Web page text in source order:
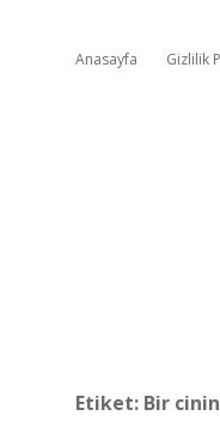
Anasayfa Gizlilik
Etiket: Bir